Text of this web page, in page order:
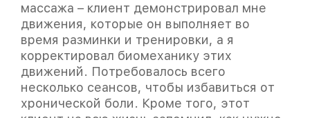
массажа – клиент демонстрировал мне
движения, которые он выполняет во
время разминки и тренировки, а я
корректировал биомеханику этих
движений. Потребовалось всего
несколько сеансов, чтобы избавиться от
хронической боли. Кроме того, этот